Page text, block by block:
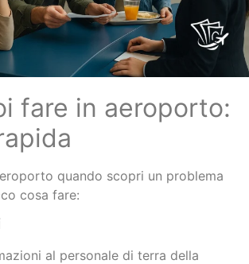
fare in aeroporto:
quando scopri un problema
cosa fare:
al personale di terra della